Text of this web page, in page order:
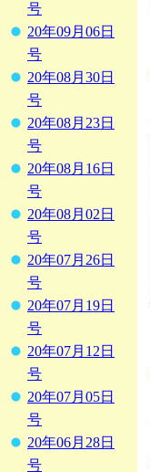
号
20年09月06日
号
20年08月30日
号
20年08月23日
号
20年08月16日
号
20年08月02日
号
20年07月26日
号
20年07月19日
号
20年07月12日
号
20年07月05日
号
20年06月28日
号